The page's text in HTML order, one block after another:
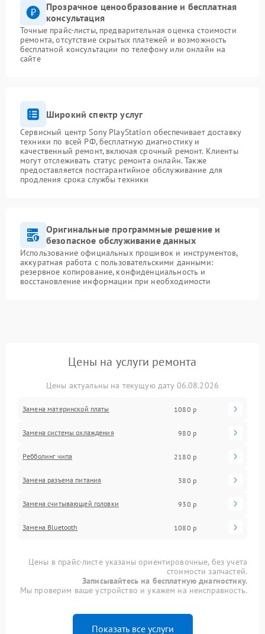
Прозрачное ценообразование и бесплатная
консультация
Точные прайс-листы, предварительная оценка стоимости
ремонта, отсутствие скрытых платежей и возможность
бесплатной консультации по телефону или онлайн на
сайте
Широкий спектр услуг
Сервисный центр Sony PlayStation обеспечивает доставку
техники по всей РФ, бесплатную диагностику и
качественный ремонт, включая срочный ремонт. Клиенты
могут отслеживать статус ремонта онлайн. Также
предоставляется постгарантийное обслуживание для
продления срока службы техники
Оригинальные программные решение и
безопасное обслуживание данных
Использование официальных прошивок и инструментов,
аккуратная работа с пользовательскими данными:
резервное копирование, конфиденциальность и
восстановление информации при необходимости
Цены на услуги ремонта
Цены актуальны на текущую дату 06.08.2026
Замена материнской платы 1080 р
Замена системы охлаждения 980 р
Ребболинг чипа 2180 р
Замена разъема питания 380 р
Замена считывающей головки 930 р
Замена Bluetooth 1080 р
Цены в прайс-листе указаны ориентировочные, без учета
стоимости запчастей.
Записывайтесь на бесплатную диагностику.
Мы проверим ваше устройство и укажем на неисправность.
Показать все услуги